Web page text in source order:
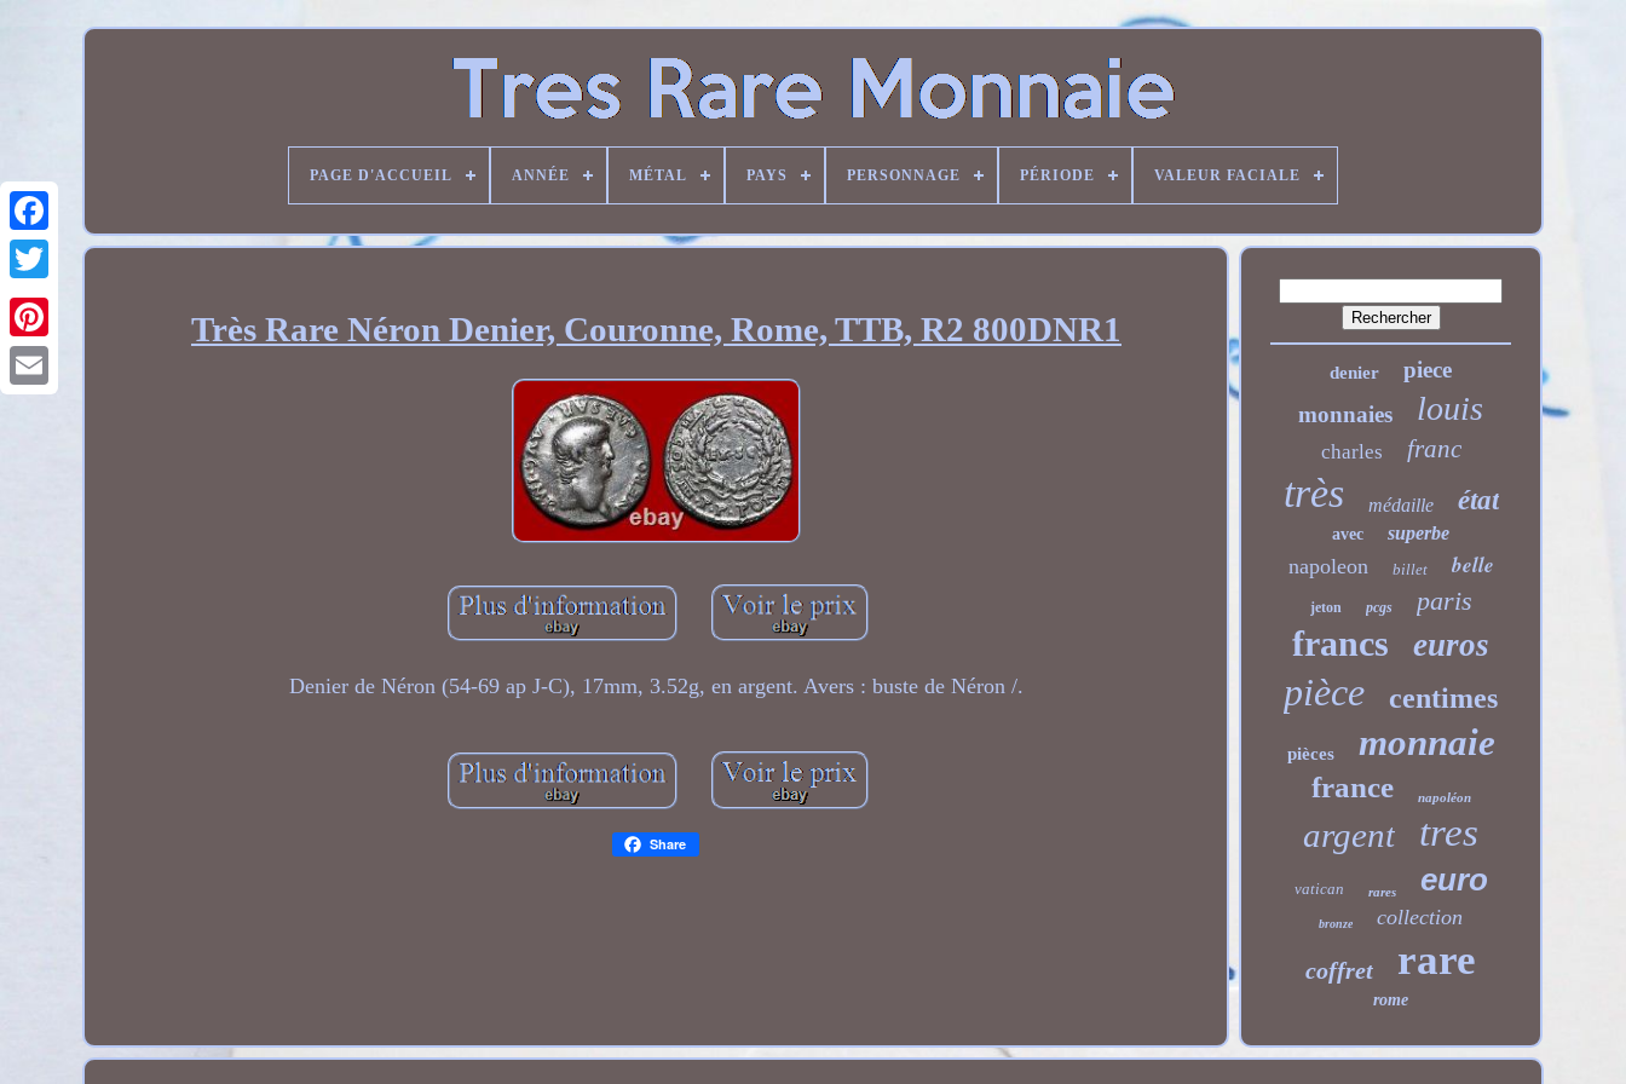
PAGE D'ACCUEIL ANNÉE MÉTAL PAYS PERSONNAGE PÉRIODE VALEUR FACIALE
Très Rare Néron Denier, Couronne, Rome, TTB, R2 800DNR1
Denier de Néron (54-69 ap J-C), 17mm, 3.52g, en argent. Avers : buste de Néron /.
Share
denier
piece
monnaies
louis
charles franc
très médaille état
avec superbe
napoleon billet belle
jeton pcgs paris
francs euros
pièce centimes
pièces monnaie
france napoléon
argent tres
vatican rares euro
bronze collection
coffret rare
rome